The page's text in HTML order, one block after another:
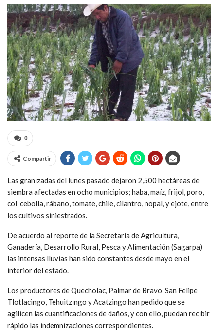
0
Compartir
Las granizadas del lunes pasado dejaron 2,500 hectáreas de
siembra afectadas en ocho municipios; haba, maíz, frijol, poro,
col, cebolla, rábano, tomate, chile, cilantro, nopal, y ejote, entre
los cultivos siniestrados.
De acuerdo al reporte de la Secretaría de Agricultura,
Ganadería, Desarrollo Rural, Pesca y Alimentación (Sagarpa)
las intensas lluvias han sido constantes desde mayo en el
interior del estado.
Los productores de Quecholac, Palmar de Bravo, San Felipe
Tlotlacingo, Tehuitzingo y Acatzingo han pedido que se
agilicen las cuantificaciones de daños, y con ello, puedan recibir
rápido las indemnizaciones correspondientes.